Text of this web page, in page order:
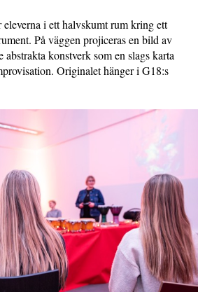
eleverna i ett halvskumt rum kring ett
På väggen projiceras en bild av
abstrakta konstverk som en slags karta
Originalet hänger i G18:s